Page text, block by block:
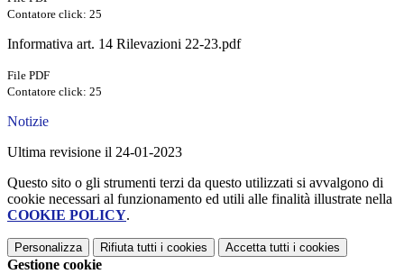
Contatore click: 25
Informativa art. 14 Rilevazioni 22-23.pdf
File PDF
Contatore click: 25
Notizie
Ultima revisione il 24-01-2023
Questo sito o gli strumenti terzi da questo utilizzati si avvalgono di
cookie necessari al funzionamento ed utili alle finalità illustrate nella
COOKIE POLICY.
Personalizza Rifiuta tutti i cookies Accetta tutti i cookies
Gestione cookie